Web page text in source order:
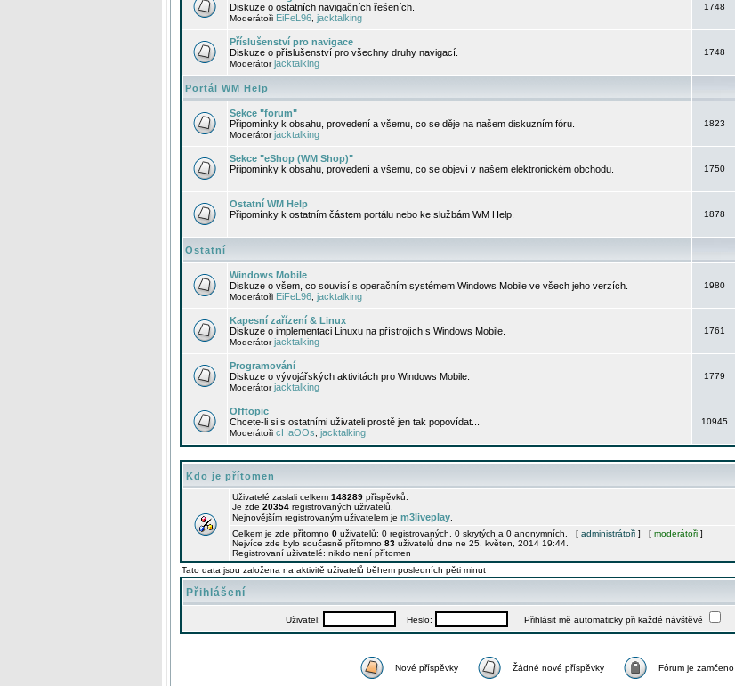
Diskuze o ostatních navigačních řešeních.
Moderátoři EiFeL96 jacktalking
1748
Příslušenství pro navigace
Diskuze o příslušenství pro všechny druhy navigací.
Moderátorjacktalking
1748
Portál WM Help
Sekce "forum"
Připomínky k obsahu, provedení a všemu, co se děje na našem diskuzním fóru.
Moderátorjacktalking
1823
Sekce "eShop (WM Shop)"
Připomínky k obsahu, provedení a všemu, co se objeví v našem elektronickém obchodu.
1750
Ostatní WM Help
Připomínky k ostatním částem portálu nebo ke službám WM Help.
1878
Ostatní
Windows Mobile
Diskuze o všem, co souvisí s operačním systémem Windows Mobile ve všech jeho verzích.
Moderátoři EiFeL96 jacktalking
1980
Kapesní zařízení & Linux
Diskuze o implementaci Linuxu na přístrojích s Windows Mobile.
Moderátorjacktalking
1761
Programování
Diskuze o vývojářských aktivitách pro Windows Mobile.
Moderátorjacktalking
1779
Offtopic
Chcete-li si s ostatními uživateli prostě jen tak popovídat...
Moderátoři cHaOOs jacktalking
10945
Kdo je přítomen
Uživatelé zaslali celkem 148289 příspěvků.
Je zde 20354 registrovaných uživatelů.
Nejnovějším registrovaným uživatelem je m3liveplay
Celkem je zde přítomno 0 uživatelů: 0 registrovaných, 0 skrytých a 0 anonymních. [ administrátoři ] [ moderátoři ]
Nejvíce zde bylo současně přítomno 83 uživatelů dne ne 25. květen, 2014 19:44.
Registrovaní uživatelé: nikdo není přítomen
Tato data jsou založena na aktivitě uživatelů během posledních pěti minut
Přihlášení
Uživatel: Heslo: Přihlásit mě automaticky při každé návštěvě
Nové příspěvky Žádné nové příspěvky Fórum je zamčeno